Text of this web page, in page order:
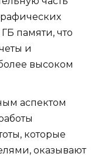
памяти, что
и
высоком
аспектом
которые
оказывают